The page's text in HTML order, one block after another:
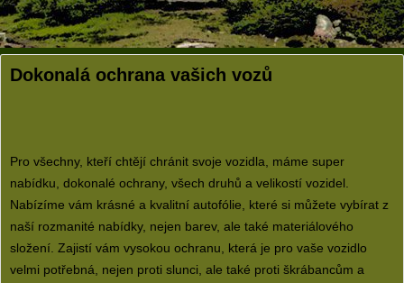
Dokonalá ochrana vašich vozů
Pro všechny, kteří chtějí chránit svoje vozidla, máme super
nabídku, dokonalé ochrany, všech druhů a velikostí vozidel.
Nabízíme vám krásné a kvalitní autofólie , které si můžete vybírat z
naší rozmanité nabídky, nejen barev, ale také materiálového
složení. Zajistí vám vysokou ochranu, která je pro vaše vozidlo
velmi potřebná, nejen proti slunci, ale také proti škrábancům a